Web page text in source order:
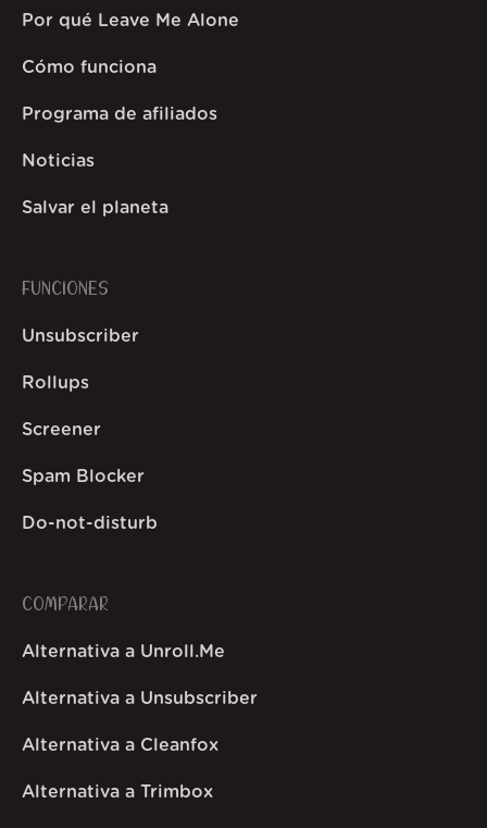
Por qué Leave Me Alone
Cómo funciona
Programa de afiliados
Noticias
Salvar el planeta
FUNCIONES
Unsubscriber
Rollups
Screener
Spam Blocker
Do-not-disturb
COMPARAR
Alternativa a Unroll.Me
Alternativa a Unsubscriber
Alternativa a Cleanfox
Alternativa a Trimbox